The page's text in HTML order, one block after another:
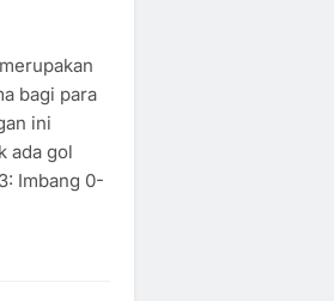
bagi para
ini
ada gol
Imbang 0-